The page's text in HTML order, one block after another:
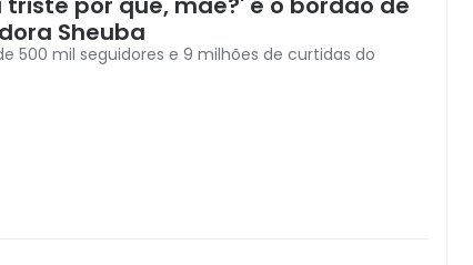
Sheuba
500 mil seguidores e 9 milhões de curtidas do